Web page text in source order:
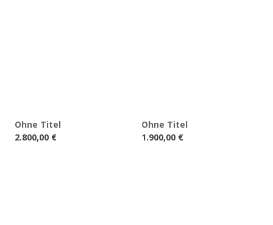
Ohne Titel
2.800,00 €
Ohne Titel
1.900,00 €